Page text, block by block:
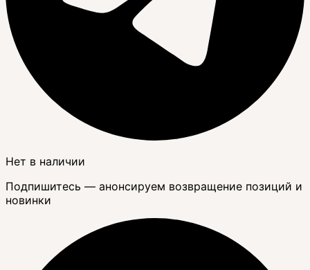
Нет в наличии
Подпишитесь — анонсируем возвращение позиций и
новинки